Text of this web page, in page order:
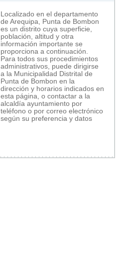
Localizado en el departamento
de Arequipa, Punta de Bombon
es un distrito cuya superficie,
población, altitud y otra
información importante se
proporciona a continuación.
Para todos sus procedimientos
administrativos, puede dirigirse
a la Municipalidad Distrital de
Punta de Bombon en la
dirección y horarios indicados en
esta página, o contactar a la
alcaldía ayuntamiento por
teléfono o por correo electrónico
según su preferencia y datos